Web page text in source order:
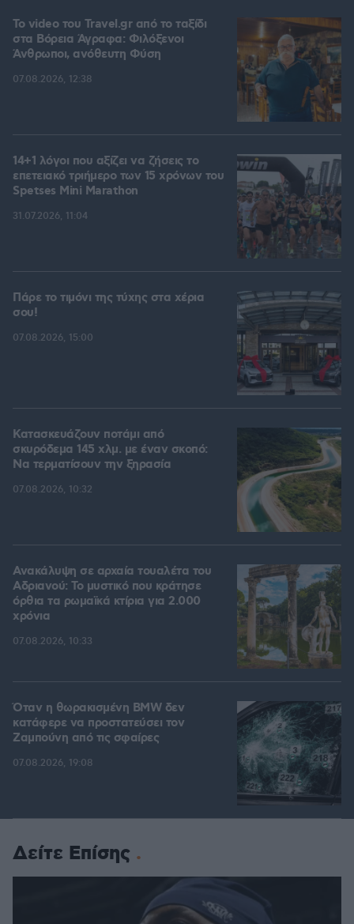
To video του Travel.gr από το ταξίδι
στα Βόρεια Άγραφα: Φιλόξενοι
Άνθρωποι, ανόθευτη Φύση
07.08.2026, 12:38
14+1 λόγοι που αξίζει να ζήσεις το
επετειακό τριήμερο των 15 χρόνων του
Spetses Mini Marathon
31.07.2026, 11:04
Πάρε το τιμόνι της τύχης στα χέρια
σου!
07.08.2026, 15:00
Κατασκευάζουν ποτάμι από
σκυρόδεμα 145 χλμ. με έναν σκοπό:
Να τερματίσουν την ξηρασία
07.08.2026, 10:32
Ανακάλυψη σε αρχαία τουαλέτα του
Αδριανού: Το μυστικό που κράτησε
όρθια τα ρωμαϊκά κτίρια για 2.000
χρόνια
07.08.2026, 10:33
Όταν η θωρακισμένη BMW δεν
κατάφερε να προστατεύσει τον
Ζαμπούνη από τις σφαίρες
07.08.2026, 19:08
Δείτε Επίσης